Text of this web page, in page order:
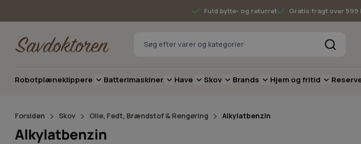
Fuld bytte- og returret Gratis fragt over 599
Robotplæneklippere Toggle submenu for Robotplæneklippere
Batterimaskiner Toggle submenu for Batterimaskiner
Have Toggle submenu for Have
Skov Toggle submenu for Skov
Brands Toggle submenu for Brands
Hjem og fritid Toggle
Forsiden Skov Olie, Fedt, Brændstof & Rengøring Alkylatbenzin
Alkylatbenzin